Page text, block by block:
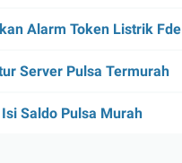
Alarm Token Listrik Fde
Server Pulsa Termurah
Saldo Pulsa Murah